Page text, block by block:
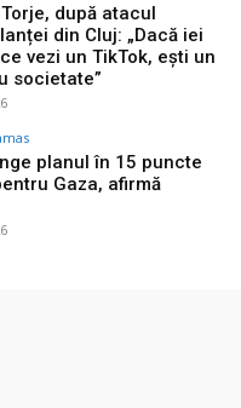
după atacul
din Cluj: „Dacă iei
vezi un TikTok, ești un
societate”
planul în 15 puncte
Gaza, afirmă